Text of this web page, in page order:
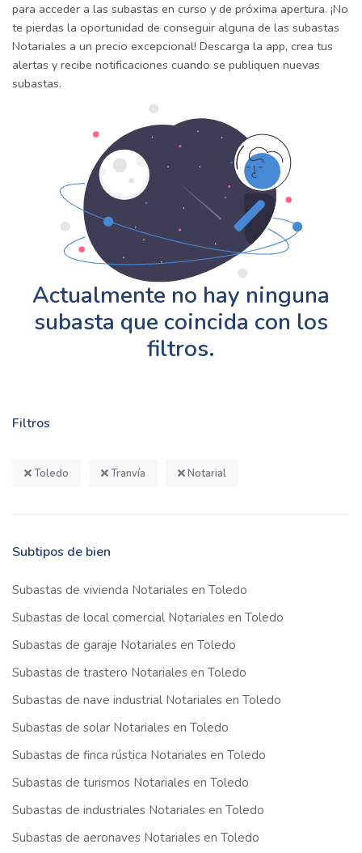
Filtros
Toledo Tranvía Notarial
Subtipos de bien
Subastas de vivienda Notariales en Toledo
Subastas de local comercial Notariales en Toledo
Subastas de garaje Notariales en Toledo
Subastas de trastero Notariales en Toledo
Subastas de nave industrial Notariales en Toledo
Subastas de solar Notariales en Toledo
Subastas de finca rústica Notariales en Toledo
Subastas de turismos Notariales en Toledo
Subastas de industriales Notariales en Toledo
Subastas de aeronaves Notariales en Toledo
para acceder a las subastas en curso y de próxima apertura. ¡No
te pierdas la oportunidad de conseguir alguna de las subastas
Notariales a un precio excepcional! Descarga la app, crea tus
alertas y recibe notificaciones cuando se publiquen nuevas
subastas.
Actualmente no hay ninguna
subasta que coincida con los
filtros.